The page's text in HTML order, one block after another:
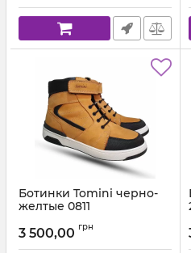
Ботинки Tomini черно-
желтые 0811
3 500,00 грн